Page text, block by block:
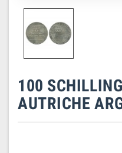
100
AUTRICHE